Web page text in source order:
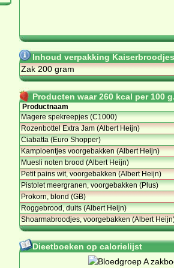
Inhoud verpakking
Zak 200 gram
Producten waar 260 kcal per 100
Productnaam
Magere spekreepjes (C1000)
Rozenbottel Extra Jam (Albert Heijn)
Ciabatta (Euro Shopper)
Kampioentjes voorgebakken (Albert Heijn)
Muesli noten brood (Albert Heijn)
Petit pains wit, voorgebakken (Albert Heijn)
Pistolet meergranen, voorgebakken (Plus)
Prokorn, blond (GB)
Roggebrood, duits (Albert Heijn)
Shoarmabroodjes, voorgebakken (Albert
Dieetboeken op calorielijst